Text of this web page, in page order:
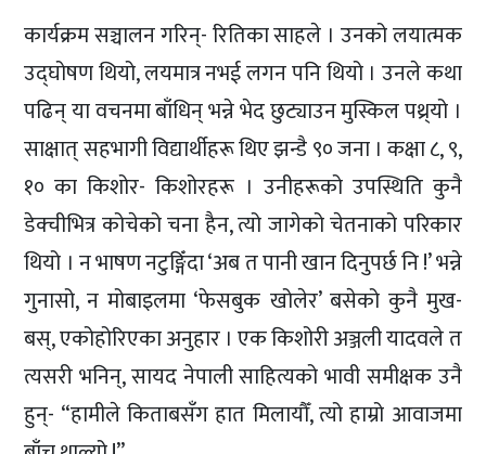
कार्यक्रम सञ्चालन गरिन्- रितिका साहले । उनको लयात्मक
उद्घोषण थियो, लयमात्र नभई लगन पनि थियो । उनले कथा
पढिन् या वचनमा बाँधिन् भन्ने भेद छुट्याउन मुस्किल पथ्र्यो ।
साक्षात् सहभागी विद्यार्थीहरू थिए झन्डै ९० जना । कक्षा ८, ९,
१० का किशोर- किशोरहरू । उनीहरूको उपस्थिति कुनै
डेक्चीभित्र कोचेको चना हैन, त्यो जागेको चेतनाको परिकार
थियो । न भाषण नटुङ्गिँदा ‘अब त पानी खान दिनुपर्छ नि !’ भन्ने
गुनासो, न मोबाइलमा ‘फेसबुक खोलेर’ बसेको कुनै मुख-
बस्, एकोहोरिएका अनुहार । एक किशोरी अञ्जली यादवले त
त्यसरी भनिन्, सायद नेपाली साहित्यको भावी समीक्षक उनै
हुन्- “हामीले किताबसँग हात मिलायौँ, त्यो हाम्रो आवाजमा